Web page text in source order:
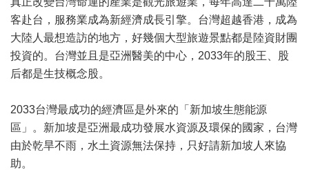
客赴台，服務業成為新經濟成長引擎。台灣超越香港，成為
大陸人最想造訪的地方，好幾個大型旅遊景點都是陸資財團
投資的。台灣並且是亞洲醫美的中心，2033年的股王、股
后都是生技概念股。
2033台灣最成功的經濟區是外來的「新加坡生態能源
區」。新加坡是亞洲最成功發展水資源及環保的國家，台灣
由於乾旱不雨，水土資源無法保持，只好請新加坡人來協
助。